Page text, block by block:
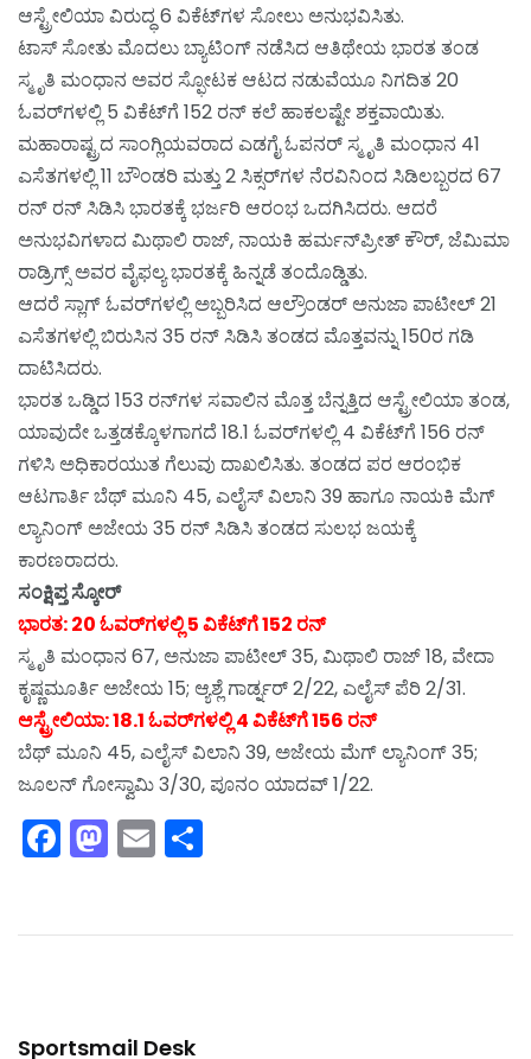
ಆಸ್ಟ್ರೇಲಿಯಾ ವಿರುದ್ಧ 6 ವಿಕೆಟ್‌ಗಳ ಸೋಲು ಅನುಭವಿಸಿತು.
ಟಾಸ್ ಸೋತು ಮೊದಲು ಬ್ಯಾಟಿಂಗ್ ನಡೆಸಿದ ಆತಿಥೇಯ ಭಾರತ ತಂಡ
ಸ್ಮೃತಿ ಮಂಧಾನ ಅವರ ಸ್ಫೋಟಕ ಆಟದ ನಡುವೆಯೂ ನಿಗದಿತ 20
ಓವರ್‌ಗಳಲ್ಲಿ 5 ವಿಕೆಟ್‌ಗೆ 152 ರನ್ ಕಲೆ ಹಾಕಲಷ್ಟೇ ಶಕ್ತವಾಯಿತು.
ಮಹಾರಾಷ್ಟ್ರದ ಸಾಂಗ್ಲಿಯವರಾದ ಎಡಗೈ ಓಪನರ್ ಸ್ಮೃತಿ ಮಂಧಾನ 41
ಎಸೆತಗಳಲ್ಲಿ 11 ಬೌಂಡರಿ ಮತ್ತು 2 ಸಿಕ್ಸರ್‌ಗಳ ನೆರವಿನಿಂದ ಸಿಡಿಲಬ್ಬರದ 67
ರನ್ ರನ್ ಸಿಡಿಸಿ ಭಾರತಕ್ಕೆ ಭರ್ಜರಿ ಆರಂಭ ಒದಗಿಸಿದರು. ಆದರೆ
ಅನುಭವಿಗಳಾದ ಮಿಥಾಲಿ ರಾಜ್, ನಾಯಕಿ ಹರ್ಮನ್‌ಪ್ರೀತ್ ಕೌರ್, ಜೆಮಿಮಾ
ರಾಡ್ರಿಗ್ಸ್ ಅವರ ವೈಫಲ್ಯ ಭಾರತಕ್ಕೆ ಹಿನ್ನಡೆ ತಂದೊಡ್ಡಿತು.
ಆದರೆ ಸ್ಲಾಗ್ ಓವರ್‌ಗಳಲ್ಲಿ ಅಬ್ಬರಿಸಿದ ಆಲ್ರೌಂಡರ್ ಅನುಜಾ ಪಾಟೀಲ್ 21
ಎಸೆತಗಳಲ್ಲಿ ಬಿರುಸಿನ 35 ರನ್ ಸಿಡಿಸಿ ತಂಡದ ಮೊತ್ತವನ್ನು 150ರ ಗಡಿ
ದಾಟಿಸಿದರು.
ಭಾರತ ಒಡ್ಡಿದ 153 ರನ್‌ಗಳ ಸವಾಲಿನ ಮೊತ್ತ ಬೆನ್ನತ್ತಿದ ಆಸ್ಟ್ರೇಲಿಯಾ ತಂಡ,
ಯಾವುದೇ ಒತ್ತಡಕ್ಕೊಳಗಾಗದೆ 18.1 ಓವರ್‌ಗಳಲ್ಲಿ 4 ವಿಕೆಟ್‌ಗೆ 156 ರನ್
ಗಳಿಸಿ ಅಧಿಕಾರಯುತ ಗೆಲುವು ದಾಖಲಿಸಿತು. ತಂಡದ ಪರ ಆರಂಭಿಕ
ಆಟಗಾರ್ತಿ ಬೆಥ್ ಮೂನಿ 45, ಎಲೈಸ್ ವಿಲಾನಿ 39 ಹಾಗೂ ನಾಯಕಿ ಮೆಗ್
ಲ್ಯಾನಿಂಗ್ ಅಜೇಯ 35 ರನ್ ಸಿಡಿಸಿ ತಂಡದ ಸುಲಭ ಜಯಕ್ಕೆ
ಕಾರಣರಾದರು.
ಸಂಕ್ಷಿಪ್ತ ಸ್ಕೋರ್
ಭಾರತ: 20 ಓವರ್‌ಗಳಲ್ಲಿ 5 ವಿಕೆಟ್‌ಗೆ 152 ರನ್
ಸ್ಮೃತಿ ಮಂಧಾನ 67, ಅನುಜಾ ಪಾಟೀಲ್ 35, ಮಿಥಾಲಿ ರಾಜ್ 18, ವೇದಾ
ಕೃಷ್ಣಮೂರ್ತಿ ಅಜೇಯ 15; ಆ್ಯಶ್ಲೆ ಗಾರ್ಡ್ನರ್ 2/22, ಎಲೈಸ್ ಪೆರಿ 2/31.
ಆಸ್ಟ್ರೇಲಿಯಾ: 18.1 ಓವರ್‌ಗಳಲ್ಲಿ 4 ವಿಕೆಟ್‌ಗೆ 156 ರನ್
ಬೆಥ್ ಮೂನಿ 45, ಎಲೈಸ್ ವಿಲಾನಿ 39, ಅಜೇಯ ಮೆಗ್ ಲ್ಯಾನಿಂಗ್ 35;
ಜೂಲನ್ ಗೋಸ್ವಾಮಿ 3/30, ಪೂನಂ ಯಾದವ್ 1/22.
Facebook
Mastodon
Email
Sportsmail Desk